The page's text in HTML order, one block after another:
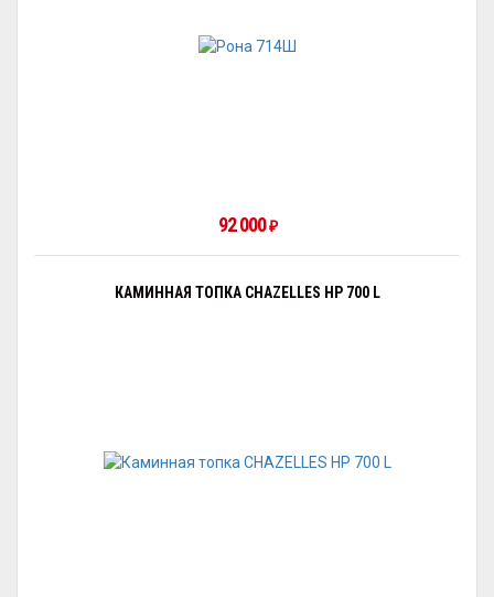
92 000₽
КАМИННАЯ ТОПКА CHAZELLES HP 700 L